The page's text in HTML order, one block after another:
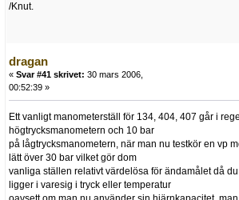
/Knut.
dragan
« Svar #41 skrivet: 30 mars 2006,
00:52:39 »
Ett vanligt manometerställ för 134, 404, 407 går i
högtrycksmanometern och 10 bar
på lågtrycksmanometern, när man nu testkör en vp
lätt över 30 bar vilket gör dom
vanliga ställen relativt värdelösa för ändamålet då
ligger i varesig i tryck eller temperatur